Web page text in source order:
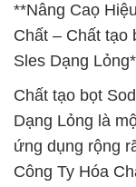
**Nâng Caọ
Chất – Chất tạo
Sles Dạng
Chất tạo bọt
Dạng Lỏng là
ứng dụng rộng
Công Ty Hóa